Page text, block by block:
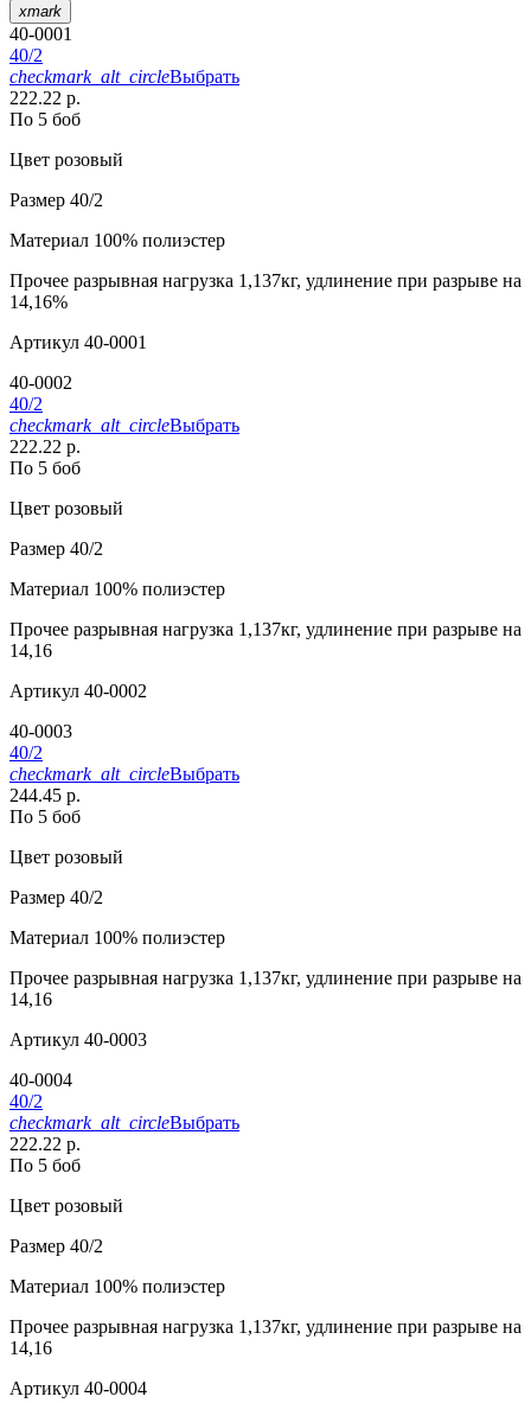
xmark
40-0001
40/2
checkmark_alt_circleВыбрать
222.22 р.
По 5 боб
Цвет розовый
Размер 40/2
Материал 100% полиэстер
Прочее разрывная нагрузка 1,137кг, удлинение при разрыве на
14,16%
Артикул 40-0001
40-0002
40/2
checkmark_alt_circleВыбрать
222.22 р.
По 5 боб
Цвет розовый
Размер 40/2
Материал 100% полиэстер
Прочее разрывная нагрузка 1,137кг, удлинение при разрыве на
14,16
Артикул 40-0002
40-0003
40/2
checkmark_alt_circleВыбрать
244.45 р.
По 5 боб
Цвет розовый
Размер 40/2
Материал 100% полиэстер
Прочее разрывная нагрузка 1,137кг, удлинение при разрыве на
14,16
Артикул 40-0003
40-0004
40/2
checkmark_alt_circleВыбрать
222.22 р.
По 5 боб
Цвет розовый
Размер 40/2
Материал 100% полиэстер
Прочее разрывная нагрузка 1,137кг, удлинение при разрыве на
14,16
Артикул 40-0004